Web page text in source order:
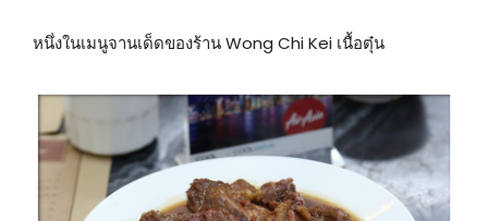
หนึ่งในเมนูจานเด็ดของร้าน Wong Chi Kei เนื้อตุ๋น